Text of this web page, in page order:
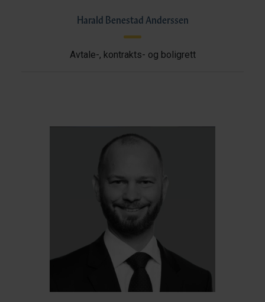
Harald Benestad Anderssen
Avtale-, kontrakts- og boligrett